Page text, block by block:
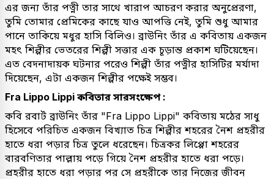
এর জন্য তাঁর পত্নী তার সাথে খারাপ আচরণ করার অনুপ্রেরণা,
তুমি তোমার প্রেমিকের কাছে যাও আপত্তি নেই, তুমি শুধু আমার
পানে তাকিয়ে মধুর হাসি বিলিও। ব্রাউনিং তাঁর এ কবিতায় একজন
মহৎ শিল্পীর ভেতরের শিল্পী সত্তার এক চূড়ান্ত প্রকাশ ঘটিয়েছেন।
এত বেদনাদায়ক ঘটনার পরেও শিল্পী তাঁর পত্নীর হাসিটির মর্যাদা
দিয়েছেন, এটা একজন শিল্পীর পক্ষেই সম্ভব।
Fra Lippo Lippi কবিতার সারসংক্ষেপ :
কবি রবার্ট ব্রাউনিং তাঁর "Fra Lippo Lippi" কবিতায় মঠের সাধু
হিসেবে পরিচিত একজন বিখ্যাত চিত্র শিল্পীর শহরের নৈশ প্রহরীর
হাতে ধরা পড়ার চিত্র তুলে ধরেছেন। চিত্রকর লিপ্পো শহরের
বারবণিতার পাল্লায় পড়ে গিয়ে নৈশ প্রহরীর হাতে ধরা পড়ে।
প্রহরীর হাতে ধরা পড়ার পর সে প্রহরীকে তার নিজের জীবন